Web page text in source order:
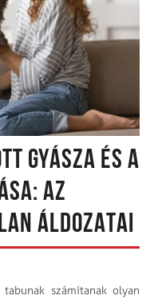
GYÁSZA ÉS A
AZ
ÁLDOZATAI
számítanak olyan